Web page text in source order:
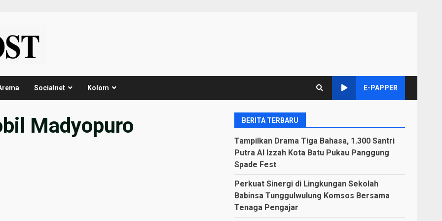
Socialnet Kolom E-PAPPER
Madyopuro BERITA TERBARU
Tampilkan Drama Tiga Bahasa, 1.300 Santri
Putra Al Izzah Kota Batu Pukau Panggung
Spade Fest
Perkuat Sinergi di Lingkungan Sekolah
Babinsa Tunggulwulung Komsos Bersama
Tenaga Pengajar